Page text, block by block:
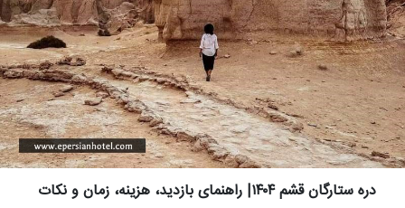
دره ستارگان قشم ۱۴۰۴| راهنمای بازدید، هزینه، زمان و نکات